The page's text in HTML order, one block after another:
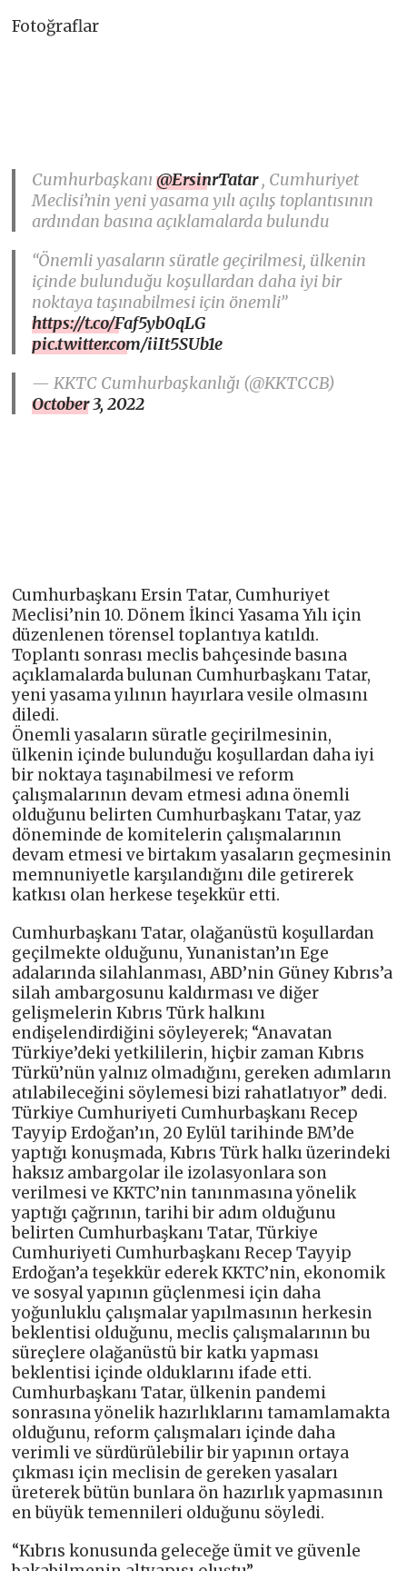
Fotoğraflar
Cumhurbaşkanı@ErsinrTatar, Cumhuriyet
Meclisi’nin yeni yasama yılı açılış toplantısının
ardından basına açıklamalarda bulundu
“Önemli yasaların süratle geçirilmesi, ülkenin
içinde bulunduğu koşullardan daha iyi bir
noktaya taşınabilmesi için önemli”
https://t.co/Faf5yb0qLG
pic.twitter.com/iiIt5SUb1e
— KKTC Cumhurbaşkanlığı (@KKTCCB)
October 3, 2022
Cumhurbaşkanı Ersin Tatar, Cumhuriyet
Meclisi’nin 10. Dönem İkinci Yasama Yılı için
düzenlenen törensel toplantıya katıldı.
Toplantı sonrası meclis bahçesinde basına
açıklamalarda bulunan Cumhurbaşkanı Tatar,
yeni yasama yılının hayırlara vesile olmasını
diledi.
Önemli yasaların süratle geçirilmesinin,
ülkenin içinde bulunduğu koşullardan daha iyi
bir noktaya taşınabilmesi ve reform
çalışmalarının devam etmesi adına önemli
olduğunu belirten Cumhurbaşkanı Tatar, yaz
döneminde de komitelerin çalışmalarının
devam etmesi ve birtakım yasaların geçmesinin
memnuniyetle karşılandığını dile getirerek
katkısı olan herkese teşekkür etti.
Cumhurbaşkanı Tatar, olağanüstü koşullardan
geçilmekte olduğunu, Yunanistan’ın Ege
adalarında silahlanması, ABD’nin Güney Kıbrıs’a
silah ambargosunu kaldırması ve diğer
gelişmelerin Kıbrıs Türk halkını
endişelendirdiğini söyleyerek; “Anavatan
Türkiye’deki yetkililerin, hiçbir zaman Kıbrıs
Türkü’nün yalnız olmadığını, gereken adımların
atılabileceğini söylemesi bizi rahatlatıyor” dedi.
Türkiye Cumhuriyeti Cumhurbaşkanı Recep
Tayyip Erdoğan’ın, 20 Eylül tarihinde BM’de
yaptığı konuşmada, Kıbrıs Türk halkı üzerindeki
haksız ambargolar ile izolasyonlara son
verilmesi ve KKTC’nin tanınmasına yönelik
yaptığı çağrının, tarihi bir adım olduğunu
belirten Cumhurbaşkanı Tatar, Türkiye
Cumhuriyeti Cumhurbaşkanı Recep Tayyip
Erdoğan’a teşekkür ederek KKTC’nin, ekonomik
ve sosyal yapının güçlenmesi için daha
yoğunluklu çalışmalar yapılmasının herkesin
beklentisi olduğunu, meclis çalışmalarının bu
süreçlere olağanüstü bir katkı yapması
beklentisi içinde olduklarını ifade etti.
Cumhurbaşkanı Tatar, ülkenin pandemi
sonrasına yönelik hazırlıklarını tamamlamakta
olduğunu, reform çalışmaları içinde daha
verimli ve sürdürülebilir bir yapının ortaya
çıkması için meclisin de gereken yasaları
üreterek bütün bunlara ön hazırlık yapmasının
en büyük temennileri olduğunu söyledi.
“Kıbrıs konusunda geleceğe ümit ve güvenle